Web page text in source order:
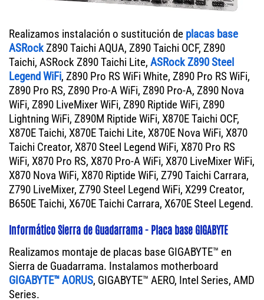
Realizamos instalación o sustitución de placas base
ASRockZ890 Taichi AQUA, Z890 Taichi OCF, Z890
Taichi, ASRock Z890 Taichi Lite, ASRock Z890 Steel
Legend WiFi, Z890 Pro RS WiFi White, Z890 Pro RS WiFi,
Z890 Pro RS, Z890 Pro-A WiFi, Z890 Pro-A, Z890 Nova
WiFi, Z890 LiveMixer WiFi, Z890 Riptide WiFi, Z890
Lightning WiFi, Z890M Riptide WiFi, X870E Taichi OCF,
X870E Taichi, X870E Taichi Lite, X870E Nova WiFi, X870
Taichi Creator, X870 Steel Legend WiFi, X870 Pro RS
WiFi, X870 Pro RS, X870 Pro-A WiFi, X870 LiveMixer WiFi,
X870 Nova WiFi, X870 Riptide WiFi, Z790 Taichi Carrara,
Z790 LiveMixer, Z790 Steel Legend WiFi, X299 Creator,
B650E Taichi, X670E Taichi Carrara, X670E Steel Legend.
Informático Sierra de Guadarrama - Placa base GIGABYTE
Realizamos montaje de placas base GIGABYTE™ en
Sierra de Guadarrama. Instalamos motherboard
GIGABYTE™ AORUS, GIGABYTE™ AERO, Intel Series, AMD
Series.